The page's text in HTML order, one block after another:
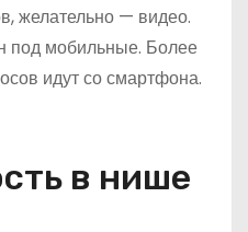
желательно — видео.
под мобильные. Более
идут со смартфона.
в нише